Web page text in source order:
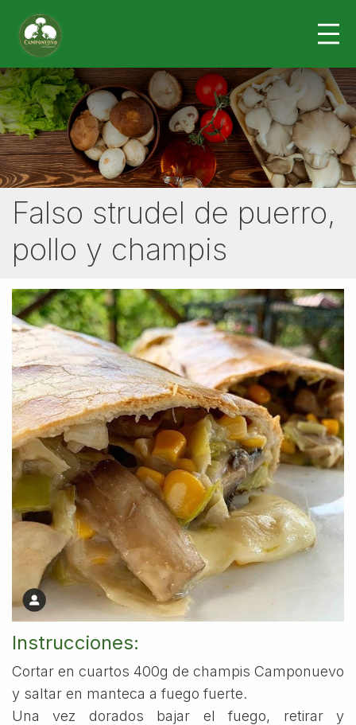
Falso strudel de puerro,
pollo y champis
Instrucciones:
Cortar en cuartos 400g de champis Camponuevo
y saltar en manteca a fuego fuerte.
Una vez dorados bajar el fuego, retirar y